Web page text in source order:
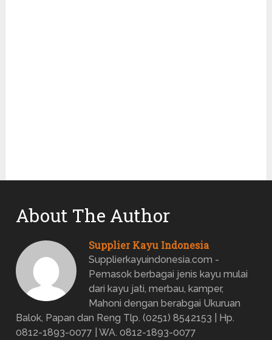
About The Author
Supplier Kayu Indonesia
Supplierkayuindonesia.com -
Pemasok berbagai jenis kayu mulai
dari kayu jati, merbau, kamper,
Mahoni dengan berabgai Ukuruan
Balok, Papan dan Reng Tlp. (0251) 8542153 | Hp.
0812-1893-0077 | WA. 0812-1893-0077